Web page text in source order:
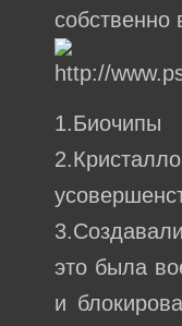
собственно
1.Биочипы
это была
и